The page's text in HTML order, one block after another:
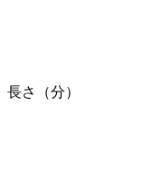
長さ（分）